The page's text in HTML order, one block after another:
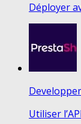
Déployer
Utiliser